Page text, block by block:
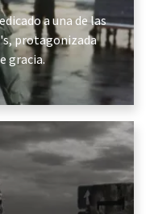
a una de las
protagonizada
gracia.